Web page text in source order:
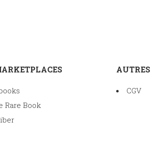
Rare Book
AUTRES
CGV